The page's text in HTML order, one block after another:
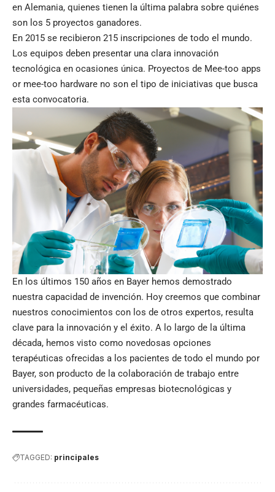
en Alemania, quienes tienen la última palabra sobre quiénes
son los 5 proyectos ganadores.
En 2015 se recibieron 215 inscripciones de todo el mundo.
Los equipos deben presentar una clara innovación
tecnológica en ocasiones única. Proyectos de Mee-too apps
or mee-too hardware no son el tipo de iniciativas que busca
esta convocatoria.
En los últimos 150 años en Bayer hemos demostrado
nuestra capacidad de invención. Hoy creemos que combinar
nuestros conocimientos con los de otros expertos, resulta
clave para la innovación y el éxito. A lo largo de la última
década, hemos visto como novedosas opciones
terapéuticas ofrecidas a los pacientes de todo el mundo por
Bayer, son producto de la colaboración de trabajo entre
universidades, pequeñas empresas biotecnológicas y
grandes farmacéuticas.
TAGGED: principales